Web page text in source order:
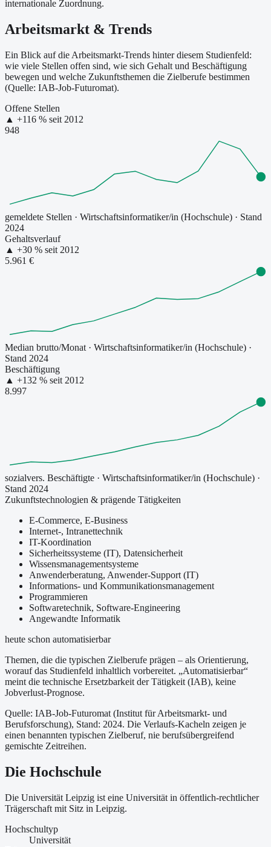
internationale Zuordnung.
Arbeitsmarkt & Trends
Ein Blick auf die Arbeitsmarkt-Trends hinter diesem Studienfeld:
wie viele Stellen offen sind, wie sich Gehalt und Beschäftigung
bewegen und welche Zukunftsthemen die Zielberufe bestimmen
(Quelle: IAB-Job-Futuromat).
Offene Stellen
▲ +116 % seit 2012
948
gemeldete Stellen · Wirtschaftsinformatiker/in (Hochschule) · Stand
2024
Gehaltsverlauf
▲ +30 % seit 2012
5.961 €
Median brutto/Monat · Wirtschaftsinformatiker/in (Hochschule) ·
Stand 2024
Beschäftigung
▲ +132 % seit 2012
8.997
sozialvers. Beschäftigte · Wirtschaftsinformatiker/in (Hochschule) ·
Stand 2024
Zukunftstechnologien & prägende Tätigkeiten
E-Commerce, E-Business
Internet-, Intranettechnik
IT-Koordination
Sicherheitssysteme (IT), Datensicherheit
Wissensmanagementsysteme
Anwenderberatung, Anwender-Support (IT)
Informations- und Kommunikationsmanagement
Programmieren
Softwaretechnik, Software-Engineering
Angewandte Informatik
heute schon automatisierbar
Themen, die die typischen Zielberufe prägen – als Orientierung,
worauf das Studienfeld inhaltlich vorbereitet. „Automatisierbar“
meint die technische Ersetzbarkeit der Tätigkeit (IAB), keine
Jobverlust-Prognose.
Quelle: IAB-Job-Futuromat (Institut für Arbeitsmarkt- und
Berufsforschung), Stand: 2024. Die Verlaufs-Kacheln zeigen je
einen benannten typischen Zielberuf, nie berufsübergreifend
gemischte Zeitreihen.
Die Hochschule
Die Universität Leipzig ist eine Universität in öffentlich-rechtlicher
Trägerschaft mit Sitz in Leipzig.
Hochschultyp
Universität